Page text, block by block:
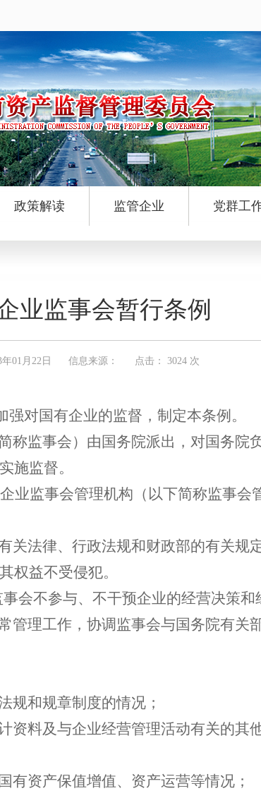
政策解读 监管企业 党群工
业监事会暂行条例
01月22日 信息来源： 点击： 3024 次
对国有企业的监督，制定本条例。
称监事会）由国务院派出，对国务院
施监督。
业监事会管理机构（以下简称监事会
关法律、行政法规和财政部的有关规
权益不受侵犯。
会不参与、不干预企业的经营决策和
管理工作，协调监事会与国务院有关
规和规章制度的情况；
资料及与企业经营管理活动有关的其
有资产保值增值、资产运营等情况；